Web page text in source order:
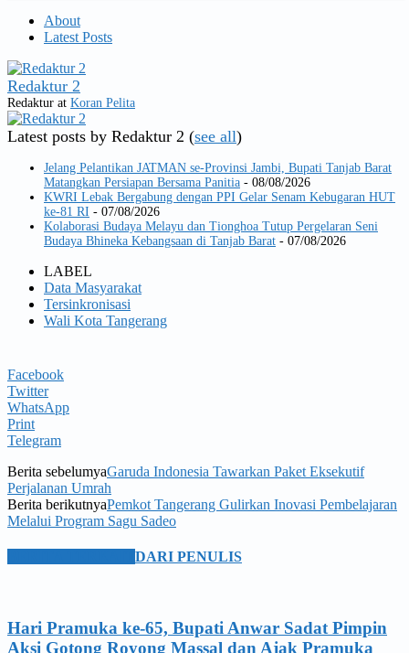
About
Latest Posts
Redaktur 2
Redaktur at Koran Pelita
Latest posts by Redaktur 2 (see all)
Jelang Pelantikan JATMAN se-Provinsi Jambi, Bupati Tanjab Barat
Matangkan Persiapan Bersama Panitia - 08/08/2026
KWRI Lebak Bergabung dengan PPI Gelar Senam Kebugaran HUT
ke-81 RI - 07/08/2026
Kolaborasi Budaya Melayu dan Tionghoa Tutup Pergelaran Seni
Budaya Bhineka Kebangsaan di Tanjab Barat - 07/08/2026
LABEL
Data Masyarakat
Tersinkronisasi
Wali Kota Tangerang
Facebook
Twitter
WhatsApp
Print
Telegram
Berita sebelumyaGaruda Indonesia Tawarkan Paket Eksekutif
Perjalanan Umrah
Berita berikutnyaPemkot Tangerang Gulirkan Inovasi Pembelajaran
Melalui Program Sagu Sadeo
DARI PENULIS
Hari Pramuka ke-65, Bupati Anwar Sadat Pimpin
Aksi Gotong Royong Massal dan Ajak Pramuka